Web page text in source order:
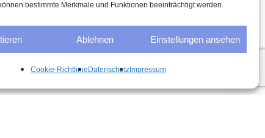
bestimmte Merkmale und Funktionen beeinträchtigt werden.
Ablehnen Einstellungen ansehen
Cookie-Richtlinie DatenschutzImpressum